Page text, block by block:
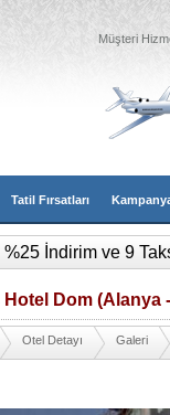
Müşteri
Tatil Fırsatları
%25 İndirim ve 9
Hotel Dom (Alanya
Otel Detayı Galeri